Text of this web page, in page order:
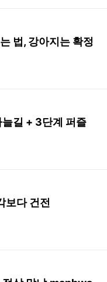
법, 강아지는 확정
길 + 3단계 퍼즐
보다 건전